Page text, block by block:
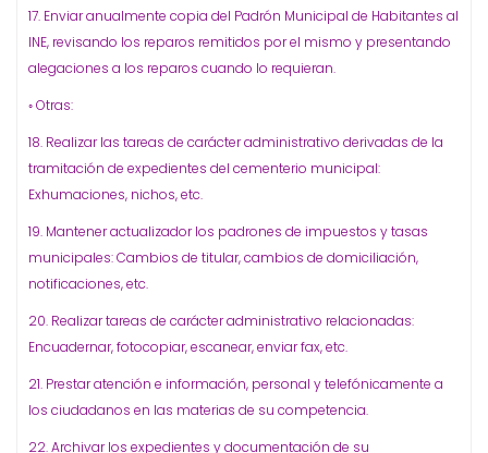
17. Enviar anualmente copia del Padrón Municipal de Habitantes al
INE, revisando los reparos remitidos por el mismo y presentando
alegaciones a los reparos cuando lo requieran.
◦ Otras:
18. Realizar las tareas de carácter administrativo derivadas de la
tramitación de expedientes del cementerio municipal:
Exhumaciones, nichos, etc.
19. Mantener actualizador los padrones de impuestos y tasas
municipales: Cambios de titular, cambios de domiciliación,
notificaciones, etc.
20. Realizar tareas de carácter administrativo relacionadas:
Encuadernar, fotocopiar, escanear, enviar fax, etc.
21. Prestar atención e información, personal y telefónicamente a
los ciudadanos en las materias de su competencia.
22. Archivar los expedientes y documentación de su